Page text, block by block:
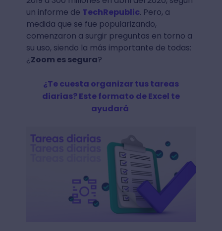
un informe de TechRepublic. Pero, a
medida que se fue popularizando,
comenzaron a surgir preguntas en torno a
su uso, siendo la más importante de todas:
¿Zoom es segura?
¿Te cuesta organizar tus tareas
diarias? Este formato de Excel te
ayudará